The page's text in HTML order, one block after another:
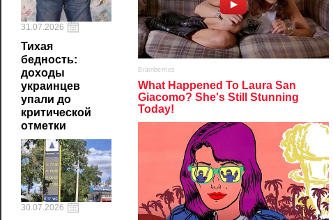
31.07.2026
Тихая
бедность:
доходы
украинцев
упали до
критической
отметки
30.07.2026